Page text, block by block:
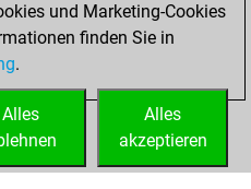
games
Play
und Marketing-Cookies
finden Sie in
.
Alles
akzeptieren
Alles